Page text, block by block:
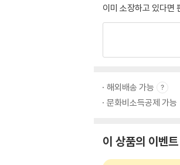
이미 소장하고 있다면
해외배송 가능
문화비소득공제 가능
이 상품의 이벤트